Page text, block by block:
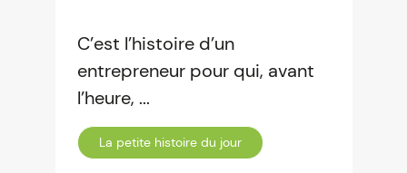
C’est l’histoire d’un
entrepreneur pour qui, avant
l’heure, ...
La petite histoire du jour